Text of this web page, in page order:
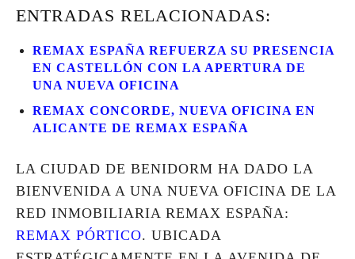
ENTRADAS RELACIONADAS:
REMAX ESPAÑA REFUERZA SU PRESENCIA
EN CASTELLÓN CON LA APERTURA DE
UNA NUEVA OFICINA
REMAX CONCORDE, NUEVA OFICINA EN
ALICANTE DE REMAX ESPAÑA
LA CIUDAD DE BENIDORM HA DADO LA
BIENVENIDA A UNA NUEVA OFICINA DE LA
RED INMOBILIARIA REMAX ESPAÑA:
REMAX PÓRTICO. UBICADA